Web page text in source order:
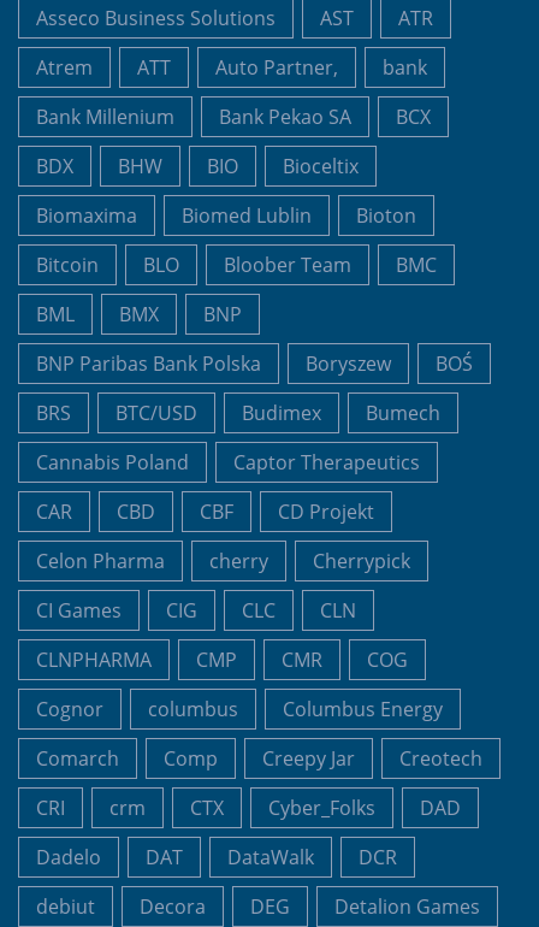
Asseco Business Solutions
AST
ATR
Atrem
ATT Auto Partner,
bank
Bank Millenium
Bank Pekao SA
BCX
BDX
BHW BIO
Bioceltix
Biomaxima
Biomed Lublin
Bioton
Bitcoin
BLO Bloober Team
BMC
BML
BMX
BNP
BNP Paribas Bank Polska
Boryszew
BOŚ
BRS
BTC/USD Budimex
Bumech
Cannabis Poland
Captor Therapeutics
CAR
CBD CBF
CD Projekt
Celon Pharma
cherry
Cherrypick
CI Games
CIG CLC
CLN
CLNPHARMA
CMP CMR
COG
Cognor
columbus
Columbus Energy
Comarch
Comp Creepy Jar
Creotech
CRI
crm CTX Cyber_Folks
DAD
Dadelo
DAT DataWalk
DCR
debiut
Decora DEG
Detalion Games